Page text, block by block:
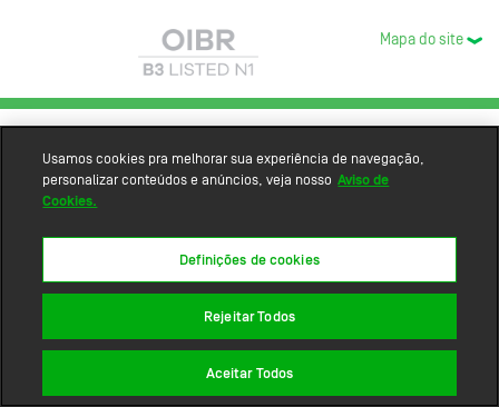
Mapa do site
Usamos cookies pra melhorar sua experiência de navegação,
personalizar conteúdos e anúncios, veja nosso Aviso de
Cookies.
Definições de cookies
Rejeitar Todos
Aceitar Todos